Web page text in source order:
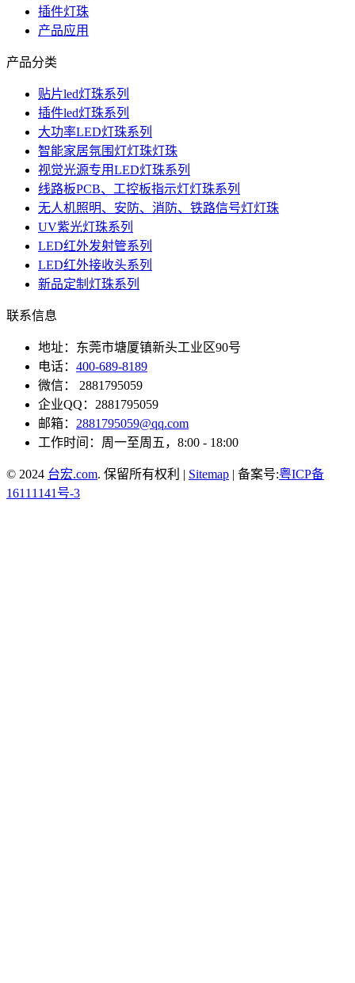
插件灯珠
产品应用
产品分类
贴片led灯珠系列
插件led灯珠系列
大功率LED灯珠系列
智能家居氛围灯灯珠灯珠
视觉光源专用LED灯珠系列
线路板PCB、工控板指示灯灯珠系列
无人机照明、安防、消防、铁路信号灯灯珠
UV紫光灯珠系列
LED红外发射管系列
LED红外接收头系列
新品定制灯珠系列
联系信息
地址：东莞市塘厦镇新头工业区90号
电话： 400-689-8189
微信： 2881795059
企业QQ：2881795059
邮箱： 2881795059@qq.com
工作时间：周一至周五，8:00 - 18:00
© 2024 台宏.com. 保留所有权利 | Sitemap | 备案号:粤ICP备
16111141号-3